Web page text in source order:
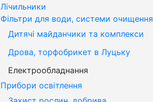
Лічильники
Фільтри для води, системи очищення
Дитячі майданчики та комплекси
Дрова, торфобрикет в Луцьку
Електрообладнання
Прибори освітлення